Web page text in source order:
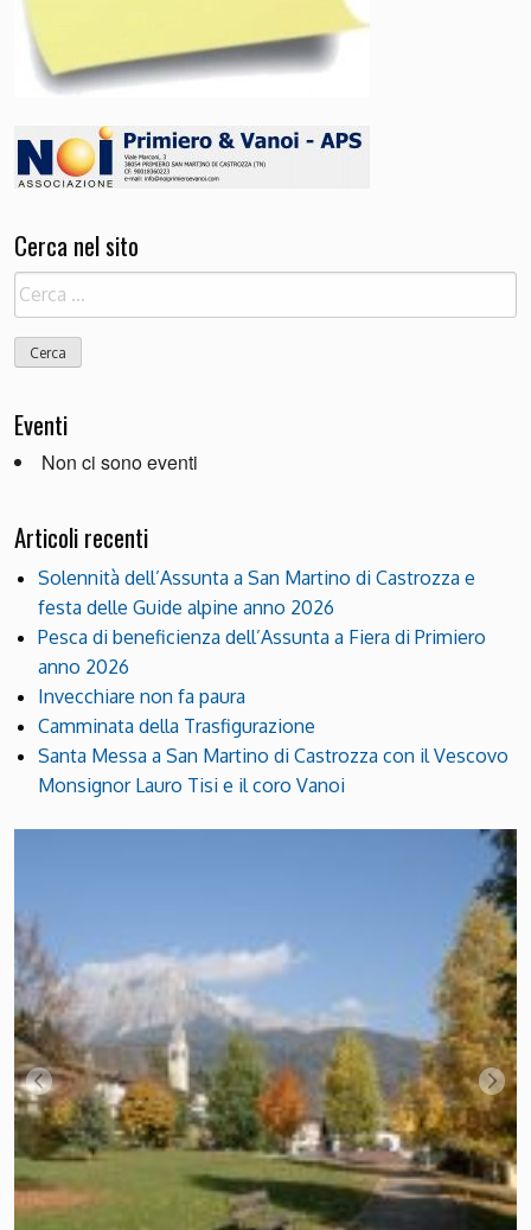
Cerca nel sito
Ricerca
per:
Eventi
Non ci sono eventi
Articoli recenti
Solennità dell’Assunta a San Martino di Castrozza e
festa delle Guide alpine anno 2026
Pesca di beneficienza dell’Assunta a Fiera di Primiero
anno 2026
Invecchiare non fa paura
Camminata della Trasfigurazione
Santa Messa a San Martino di Castrozza con il Vescovo
Monsignor Lauro Tisi e il coro Vanoi